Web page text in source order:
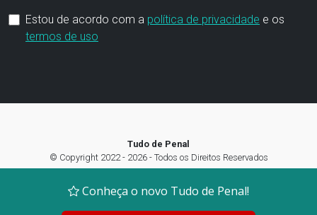
Conheça o novo Tudo de Penal!
Estou de acordo com a política de privacidade e os
termos de uso
Tudo de Penal
© Copyright 2022 - 2026 - Todos os Direitos Reservados